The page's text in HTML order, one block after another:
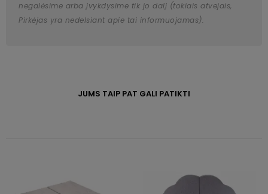
negalėsime arba įvykdysime tik jo dalį (tokiais atvejais,
Pirkėjas yra nedelsiant apie tai informuojamas).
JUMS TAIP PAT GALI PATIKTI